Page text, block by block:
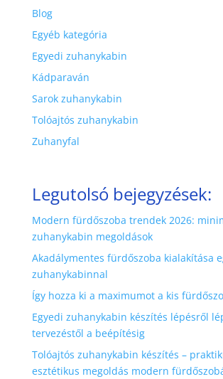
Blog
Egyéb kategória
Egyedi zuhanykabin
Kádparaván
Sarok zuhanykabin
Tolóajtós zuhanykabin
Zuhanyfal
Legutolsó bejegyzések:
Modern fürdőszoba trendek 2026:
zuhanykabin megoldások
Akadálymentes fürdőszoba kialakítása
zuhanykabinnal
Így hozza ki a maximumot a kis
Egyedi zuhanykabin készítés lépésről
tervezéstől a beépítésig
Tolóajtós zuhanykabin készítés –
esztétikus megoldás modern